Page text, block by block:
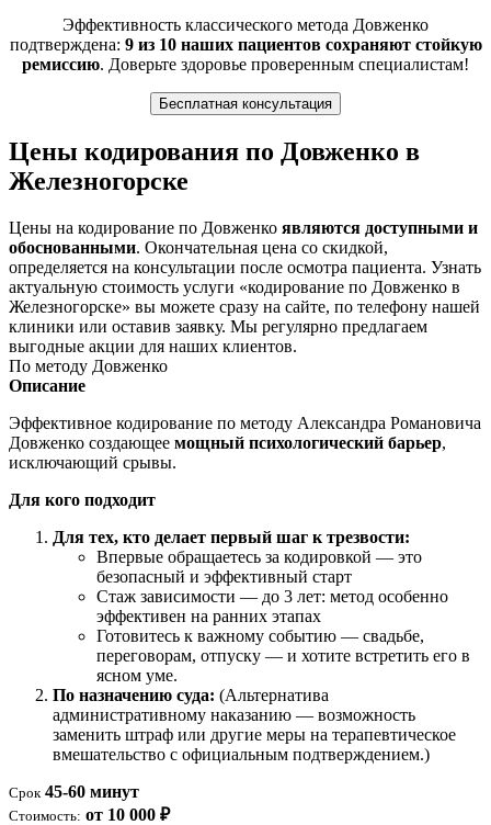
Эффективность классического метода Довженко
подтверждена: 9 из 10 наших пациентов сохраняют стойкую
ремиссию. Доверьте здоровье проверенным специалистам!
Бесплатная консультация
Цены кодирования по Довженко в
Железногорске
Цены на кодирование по Довженко являются доступными и
обоснованными. Окончательная цена со скидкой,
определяется на консультации после осмотра пациента. Узнать
актуальную стоимость услуги «кодирование по Довженко в
Железногорске» вы можете сразу на сайте, по телефону нашей
клиники или оставив заявку. Мы регулярно предлагаем
выгодные акции для наших клиентов.
По методу Довженко
Описание
Эффективное кодирование по методу Александра Романовича
Довженко создающее мощный психологический барьер,
исключающий срывы.
Для кого подходит
Для тех, кто делает первый шаг к трезвости:
Впервые обращаетесь за кодировкой — это
безопасный и эффективный старт
Стаж зависимости — до 3 лет: метод особенно
эффективен на ранних этапах
Готовитесь к важному событию — свадьбе,
переговорам, отпуску — и хотите встретить его в
ясном уме.
По назначению суда: (Альтернатива
административному наказанию — возможность
заменить штраф или другие меры на терапевтическое
вмешательство с официальным подтверждением.)
Срок 45-60 минут
Стоимость: от 10 000 ₽